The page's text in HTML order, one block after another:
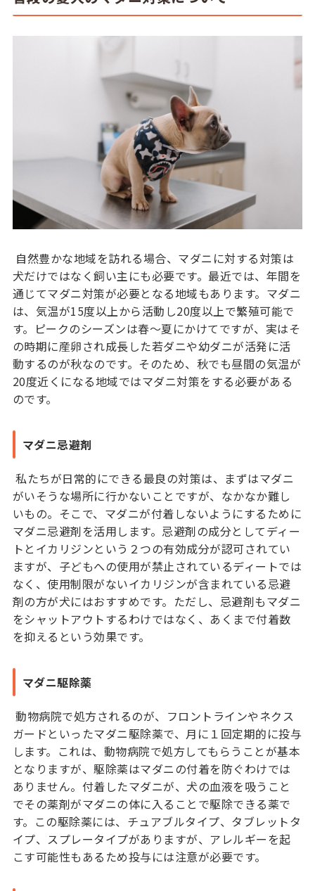
自然豊かな地域を訪れる場合、マダニに対する対策は
犬だけではなく飼い主にも必要です。最近では、年間を
通じてマダニ対策が必要となる地域もあります。マダニ
は、気温が15度以上から活動し20度以上で繁殖可能で
す。ピークのシーズンは春～夏にかけてですが、実はそ
の時期に産卵され成長した若ダニや幼ダニが活発に活
動するのが秋なのです。そのため、秋でも昼間の気温が
20度近くになる地域ではマダニ対策をする必要がある
のです。
マダニ忌避剤
私たちが日常的にできる最良の対策は、まずはマダニ
がいそうな場所に行かないことですが、なかなか難し
いもの。そこで、マダニが付着しないようにするために
マダニ忌避剤を活用します。忌避剤の成分としてディー
トとイカリジンという２つの有効成分が認可されてい
ますが、子どもへの使用が禁止されているディートでは
なく、使用制限がないイカリジンが含まれている忌避
剤の方が犬にはおすすめです。ただし、忌避剤もマダニ
をシャットアウトするわけではなく、あくまで付着数
を抑えるという効果です。
マダニ駆除薬
動物病院で処方されるのが、フロントラインやネクス
ガードといったマダニ駆除薬で、月に１回定期的に投与
します。これは、動物病院で処方してもらうことが基本
となりますが、駆除薬はマダニの付着を防ぐわけでは
ありません。付着したマダニが、犬の血液を吸うこと
でその薬剤がマダニの体に入ることで駆除できる薬で
す。この駆除薬には、チュアブルタイプ、タブレットタ
イプ、スプレータイプがありますが、アレルギーを起
こす可能性もあるため投与には注意が必要です。